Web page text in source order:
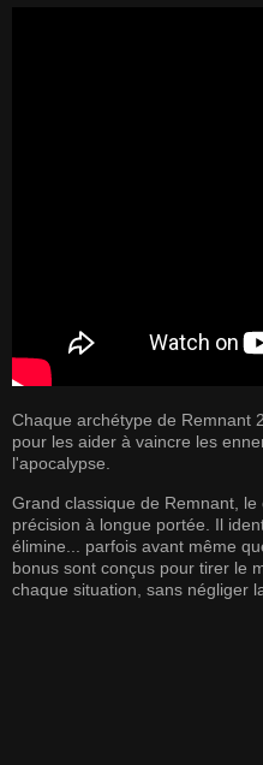
Chaque archétype de Remnant
pour les aider à vaincre les
l'apocalypse.
Grand classique de Remnant,
précision à longue portée. Il
élimine... parfois avant même
bonus sont conçus pour tirer le
chaque situation, sans négliger